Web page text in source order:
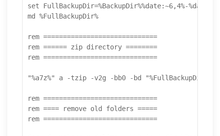
set FullBackupDir=%BackupDir%%date:~6,4%-
md %FullBackupDir%
rem =============================
rem ====== zip directory ========
rem =============================
"%a7z%" a -tzip -v2g -bb0 -bd
rem =============================
rem ==== remove old folders =====
rem =============================